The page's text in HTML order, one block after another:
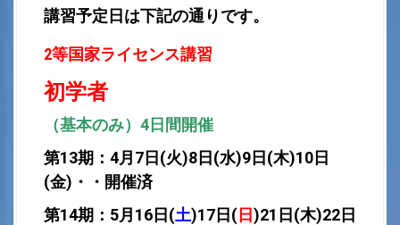
講習予定日は下記の通りです。
2等国家ライセンス講習
初学者
（基本のみ）4日間開催
第13期：4月7日(火)8日(水)9日(木)10日
(金)・・開催済
第14期：5月16日(土)17日(日)21日(木)22日